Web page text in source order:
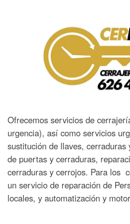
Ofrecemos servicios de
urgencia), así como servicios
sustitución de llaves,
de puertas y cerraduras,
cerraduras y cerrojos. Para los
un servicio de reparación de
locales, y automatización y